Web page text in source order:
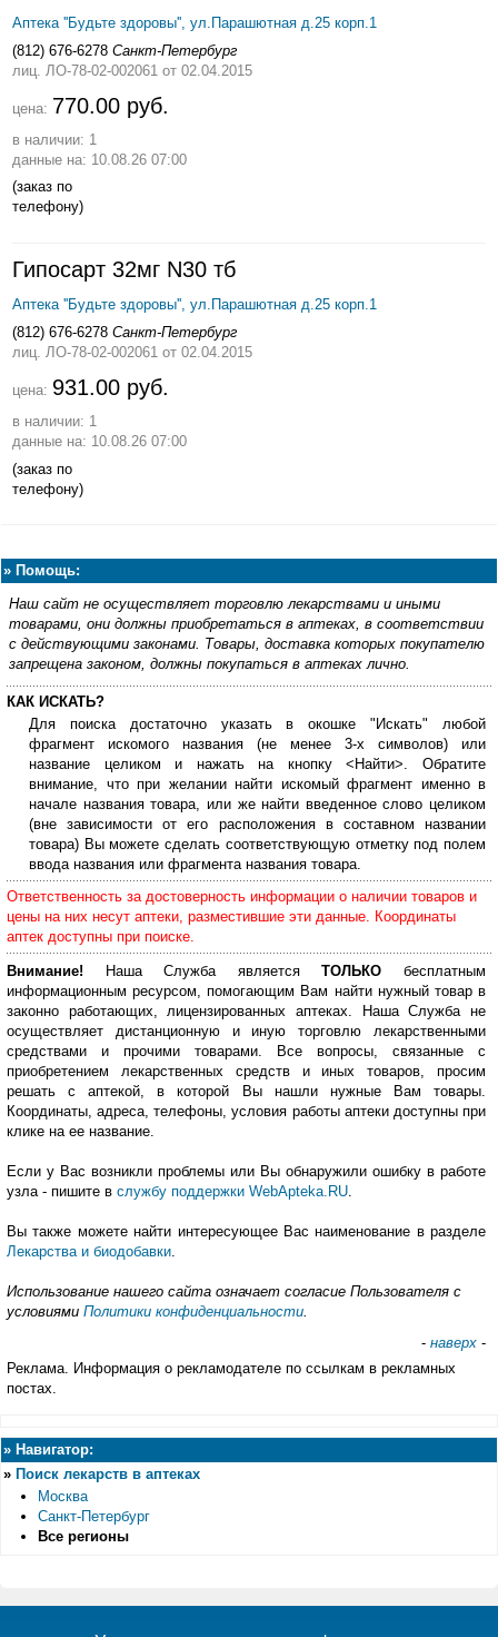
Аптека ''Будьте здоровы'', ул.Парашютная д.25 корп.1
(812) 676-6278 Санкт-Петербург
лиц. ЛО-78-02-002061 от 02.04.2015
цена: 770.00 руб.
в наличии: 1
данные на: 10.08.26 07:00
(заказ по
телефону)
Гипосарт 32мг N30 тб
Аптека ''Будьте здоровы'', ул.Парашютная д.25 корп.1
(812) 676-6278 Санкт-Петербург
лиц. ЛО-78-02-002061 от 02.04.2015
цена: 931.00 руб.
в наличии: 1
данные на: 10.08.26 07:00
(заказ по
телефону)
» Помощь:
Наш сайт не осуществляет торговлю лекарствами и иными
товарами, они должны приобретаться в аптеках, в соответствии
с действующими законами. Товары, доставка которых покупателю
запрещена законом, должны покупаться в аптеках лично.
КАК ИСКАТЬ?
Для поиска достаточно указать в окошке "Искать" любой
фрагмент искомого названия (не менее 3-х символов) или
название целиком и нажать на кнопку <Найти>. Обратите
внимание, что при желании найти искомый фрагмент именно в
начале названия товара, или же найти введенное слово целиком
(вне зависимости от его расположения в составном названии
товара) Вы можете сделать соответствующую отметку под полем
ввода названия или фрагмента названия товара.
Ответственность за достоверность информации о наличии товаров и
цены на них несут аптеки, разместившие эти данные. Координаты
аптек доступны при поиске.
Внимание! Наша Служба являетсяТОЛЬКО бесплатным
информационным ресурсом, помогающим Вам найти нужный товар в
законно работающих, лицензированных аптеках. Наша Служба не
осуществляет дистанционную и иную торговлю лекарственными
средствами и прочими товарами. Все вопросы, связанные с
приобретением лекарственных средств и иных товаров, просим
решать с аптекой, в которой Вы нашли нужные Вам товары.
Координаты, адреса, телефоны, условия работы аптеки доступны при
клике на ее название.
Если у Вас возникли проблемы или Вы обнаружили ошибку в работе
узла - пишите в службу поддержки WebApteka.RU
Вы также можете найти интересующее Вас наименование в разделе
Лекарства и биодобавки
Использование нашего сайта означает согласие Пользователя с
условиями Политики конфиденциальности
- наверх -
Реклама. Информация о рекламодателе по ссылкам в рекламных
постах.
» Навигатор:
» Поиск лекарств в аптеках
Москва
Санкт-Петербург
Все регионы